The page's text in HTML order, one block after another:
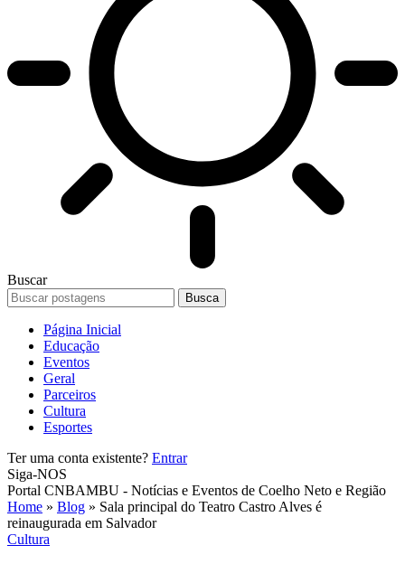
Buscar
Página Inicial
Educação
Eventos
Geral
Parceiros
Cultura
Esportes
Ter uma conta existente? Entrar
Siga-NOS
Portal CNBAMBU - Notícias e Eventos de Coelho Neto e Região
Home » Blog » Sala principal do Teatro Castro Alves é
reinaugurada em Salvador
Cultura